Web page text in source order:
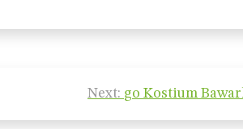
Next: go Kostium